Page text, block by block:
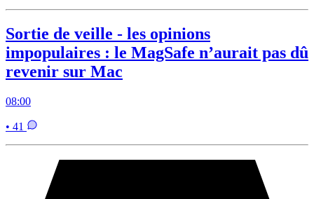
Sortie de veille - les opinions
impopulaires : le MagSafe n’aurait pas dû
revenir sur Mac
08:00
• 41